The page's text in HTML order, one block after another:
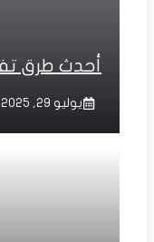
أحدث طرق
يوليو 29, 2025